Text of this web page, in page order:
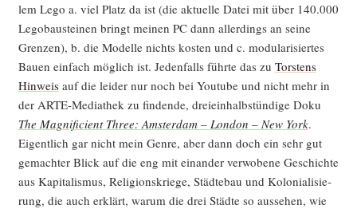
lem Lego a. viel Platz da ist (die aktu­el­le Datei mit über 140.000
Lego­bau­stei­nen bringt mei­nen PC dann aller­dings an sei­ne
Gren­zen), b. die Model­le nichts kos­ten und c. modu­la­ri­sier­tes
Bau­en ein­fach mög­lich ist. Jeden­falls führ­te das zu Tors­tens
Hin­weisauf die lei­der nur noch bei You­tube und nicht mehr in
der ARTE-Media­thek zu fin­den­de, drei­ein­halb­stün­di­ge Doku
The Magni­fi­ci­ent Three: Ams­ter­dam – Lon­don – New York.
Eigent­lich gar nicht mein Gen­re, aber dann doch ein sehr gut
gemach­ter Blick auf die eng mit ein­an­der ver­wo­be­ne Geschich­te
aus Kapi­ta­lis­mus, Reli­gi­ons­krie­ge, Städ­te­bau und Kolo­nia­li­sie­
rung, die auch erklärt, war­um die drei Städ­te so aus­se­hen, wie